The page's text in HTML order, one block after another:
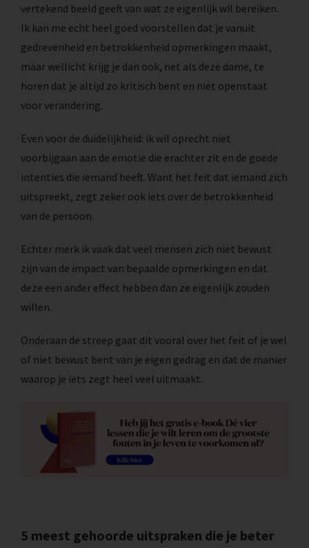
vertekend beeld geeft van wat ze eigenlijk wil bereiken.
Ik kan me echt heel goed voorstellen dat je vanuit
gedrevenheid en betrokkenheid opmerkingen maakt,
maar wellicht krijg je dan ook, net als deze dame, te
horen dat je altijd zo kritisch bent en niet openstaat
voor verandering.
Even voor de duidelijkheid: ik wil oprecht niet
voorbijgaan aan de emotie die erachter zit en de goede
intenties die iemand heeft. Want het feit dat iemand zich
uitspreekt, zegt zeker ook iets over de betrokkenheid
van de persoon.
Echter merk ik vaak dat veel mensen zich niet bewust
zijn van de impact van bepaalde opmerkingen en dat
deze een ander effect hebben dan ze eigenlijk zouden
willen.
Onderaan de streep gaat dit vooral over het feit of je wel
of niet bewust bent van je eigen gedrag en dat de manier
waarop je iets zegt heel veel uitmaakt.
5 meest gehoorde uitspraken die je beter